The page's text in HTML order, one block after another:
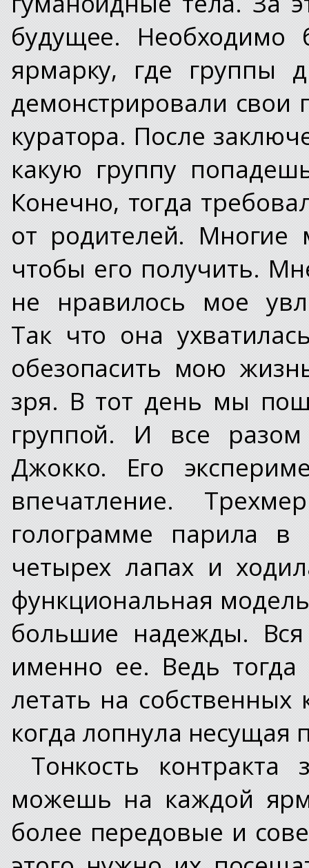
будущее. Необходимо
ярмарку, где группы
демонстрировали
куратора. После
какую группу
Конечно, тогда
от родителей. Многие
чтобы его получить.
не нравилось мое
Так что она
обезопасить мою
зря. В тот день мы
группой. И все разом
Джокко. Его
впечатление.
голограмме парила в
четырех лапах и
функциональная
большие надежды.
именно ее. Ведь
летать на
когда лопнула несущая
Тонкость
можешь на каждой
более передовые и